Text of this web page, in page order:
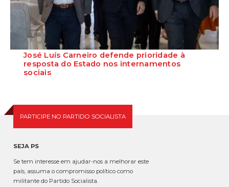
José Luís Carneiro defende prioridade à
resposta do Estado nos internamentos
sociais
PARTICIPE NO PARTIDO SOCIALISTA
SEJA PS
Se tem interesse em ajudar-nos a melhorar este
país, assuma o compromisso político como
militante do Partido Socialista.